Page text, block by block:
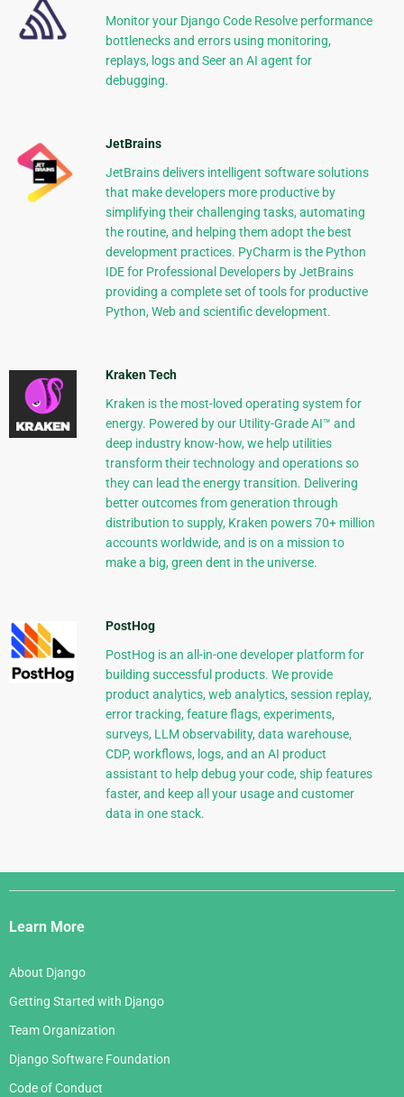
Monitor your Django Code Resolve performance
bottlenecks and errors using monitoring,
replays, logs and Seer an AI agent for
debugging.
JetBrains
JetBrains delivers intelligent software solutions
that make developers more productive by
simplifying their challenging tasks, automating
the routine, and helping them adopt the best
development practices. PyCharm is the Python
IDE for Professional Developers by JetBrains
providing a complete set of tools for productive
Python, Web and scientific development.
Kraken Tech
Kraken is the most-loved operating system for
energy. Powered by our Utility-Grade AI™ and
deep industry know-how, we help utilities
transform their technology and operations so
they can lead the energy transition. Delivering
better outcomes from generation through
distribution to supply, Kraken powers 70+ million
accounts worldwide, and is on a mission to
make a big, green dent in the universe.
PostHog
PostHog is an all-in-one developer platform for
building successful products. We provide
product analytics, web analytics, session replay,
error tracking, feature flags, experiments,
surveys, LLM observability, data warehouse,
CDP, workflows, logs, and an AI product
assistant to help debug your code, ship features
faster, and keep all your usage and customer
data in one stack.
Django
Links
Learn More
About Django
Getting Started with Django
Team Organization
Django Software Foundation
Code of Conduct